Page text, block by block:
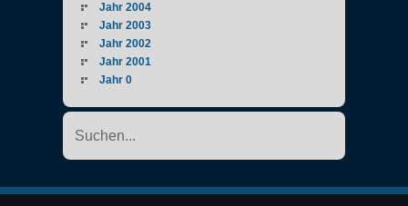
Jahr 2004
Jahr 2003
Jahr 2002
Jahr 2001
Jahr 0